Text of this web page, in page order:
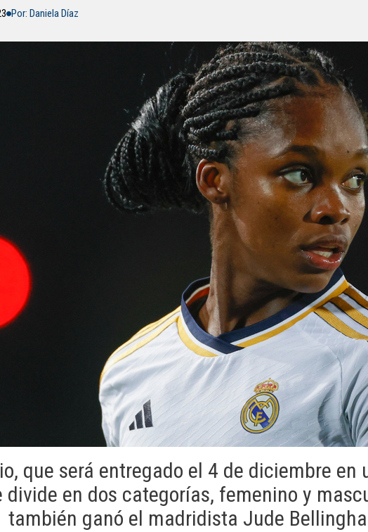
Por: Daniela Díaz
que será entregado el 4 de diciembre en
divide en dos categorías, femenino y
también ganó el madridista Jude